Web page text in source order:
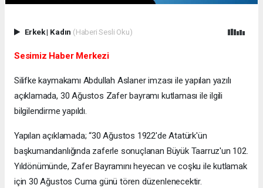
Erkek| Kadın (Haberi Sesli Oku)
Sesimiz Haber Merkezi
Silifke kaymakamı Abdullah Aslaner imzası ile yapılan yazılı
açıklamada, 30 Ağustos Zafer bayramı kutlaması ile ilgili
bilgilendirme yapıldı.
Yapılan açıklamada; “30 Ağustos 1922'de Atatürk'ün
başkumandanlığında zaferle sonuçlanan Büyük Taarruz'un 102.
Yıldönümünde, Zafer Bayramını heyecan ve coşku ile kutlamak
için 30 Ağustos Cuma günü tören düzenlenecektir.